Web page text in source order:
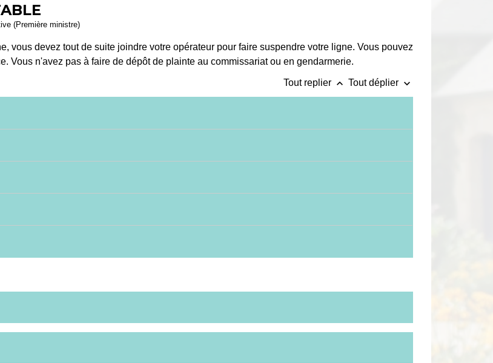
(Première ministre)
vous devez tout de suite joindre votre opérateur pour faire suspendre votre ligne. Vous pouvez
Vous n'avez pas à faire de dépôt de plainte au commissariat ou en gendarmerie.
Tout replier keyboard_arrow_up Tout déplier keyboard_arrow_down